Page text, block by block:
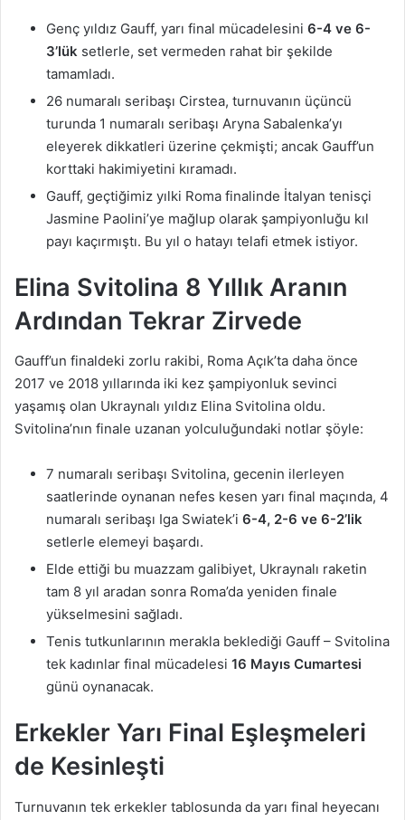
Genç yıldız Gauff, yarı final mücadelesini 6-4 ve 6-
3’lük setlerle, set vermeden rahat bir şekilde
tamamladı.
26 numaralı seribaşı Cirstea, turnuvanın üçüncü
turunda 1 numaralı seribaşı Aryna Sabalenka’yı
eleyerek dikkatleri üzerine çekmişti; ancak Gauff’un
korttaki hakimiyetini kıramadı.
Gauff, geçtiğimiz yılki Roma finalinde İtalyan tenisçi
Jasmine Paolini’ye mağlup olarak şampiyonluğu kıl
payı kaçırmıştı. Bu yıl o hatayı telafi etmek istiyor.
Elina Svitolina 8 Yıllık Aranın
Ardından Tekrar Zirvede
Gauff’un finaldeki zorlu rakibi, Roma Açık’ta daha önce
2017 ve 2018 yıllarında iki kez şampiyonluk sevinci
yaşamış olan Ukraynalı yıldız Elina Svitolina oldu.
Svitolina’nın finale uzanan yolculuğundaki notlar şöyle:
7 numaralı seribaşı Svitolina, gecenin ilerleyen
saatlerinde oynanan nefes kesen yarı final maçında, 4
numaralı seribaşı Iga Swiatek’i 6-4, 2-6 ve 6-2’lik
setlerle elemeyi başardı.
Elde ettiği bu muazzam galibiyet, Ukraynalı raketin
tam 8 yıl aradan sonra Roma’da yeniden finale
yükselmesini sağladı.
Tenis tutkunlarının merakla beklediği Gauff – Svitolina
tek kadınlar final mücadelesi 16 Mayıs Cumartesi
günü oynanacak.
Erkekler Yarı Final Eşleşmeleri
de Kesinleşti
Turnuvanın tek erkekler tablosunda da yarı final heyecanı